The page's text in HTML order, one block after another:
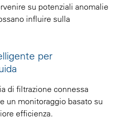
su potenziali anomalie
influire sulla
per
di filtrazione connessa
un monitoraggio basato su
efficienza.